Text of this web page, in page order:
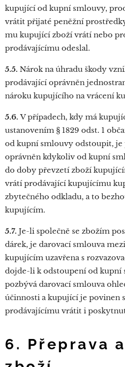
kupující od kupní smlouvy,
vrátit přijaté peněžní
mu kupující zboží vrátí nebo
prodávajícímu odeslal.
5.5. Nárok na úhradu škody
prodávající oprávněn
nároku kupujícího na vrácení
5.6.V případech, kdy má
ustanovením § 1829 odst. 1
od kupní smlouvy odstoupit, je
oprávněn kdykoliv od kupní
do doby převzetí zboží
vrátí prodávající kupujícímu
zbytečného odkladu, a to
kupujícím.
5.7. Je-li společně se zbožím
dárek, je darovací smlouva
kupujícím uzavřena s
dojde-li k odstoupení od
pozbývá darovací smlouva
účinnosti a kupující je povinen
prodávajícímu vrátit i
6. Přeprava